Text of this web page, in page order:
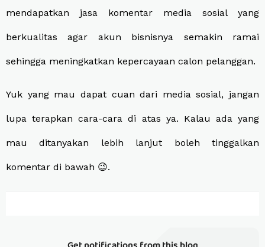
mendapatkan jasa komentar media sosial yang
berkualitas agar akun bisnisnya semakin ramai
sehingga meningkatkan kepercayaan calon pelanggan.
Yuk yang mau dapat cuan dari media sosial, jangan
lupa terapkan cara-cara di atas ya. Kalau ada yang
mau ditanyakan lebih lanjut boleh tinggalkan
komentar di bawah 😉.